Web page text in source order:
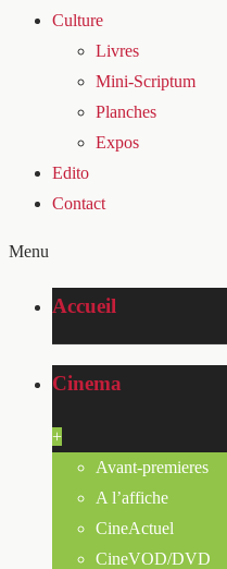
Culture
Livres
Mini-Scriptum
Planches
Expos
Edito
Contact
Menu
Accueil
Cinema
+
Avant-premieres
A l’affiche
CineActuel
CineVOD/DVD